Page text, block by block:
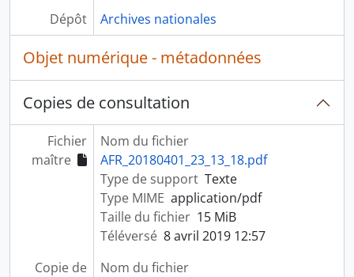
Dépôt
Archives nationales
Objet numérique - métadonnées
Copies de consultation
Fichier
maître
Nom du fichier
AFR_20180401_23_13_18.pdf
Type de support Texte
Type MIME application/pdf
Taille du fichier 15 MiB
Téléversé 8 avril 2019 12:57
Copie de
Nom du fichier